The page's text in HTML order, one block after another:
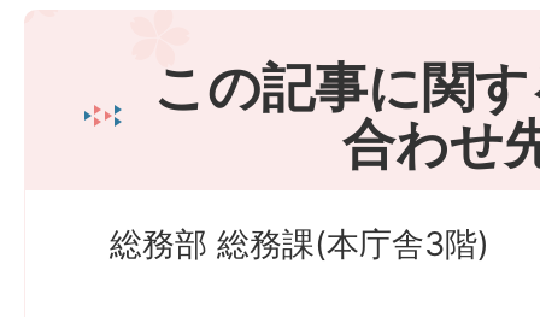
この記事に関
合わせ
総務部 総務課(本庁舎3階)